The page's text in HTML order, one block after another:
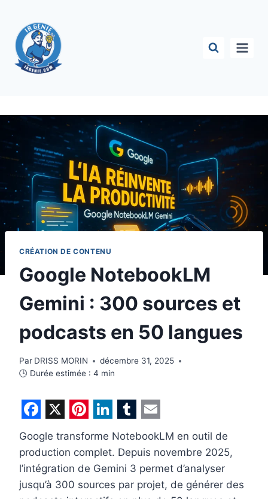
contenu
CRÉATION DE CONTENU
Google NotebookLM
Gemini : 300 sources et
podcasts en 50 langues
Par DRISS MORIN
décembre 31, 2025
🕒 Durée estimée : 4 min
F
a
c
e
X P
i
n
t
L
i
n
k
T
u
m
b
E
m
a
i
Google transforme NotebookLM en outil de
production complet. Depuis novembre 2025,
l’intégration de Gemini 3 permet d’analyser
jusqu’à 300 sources par projet, de générer des